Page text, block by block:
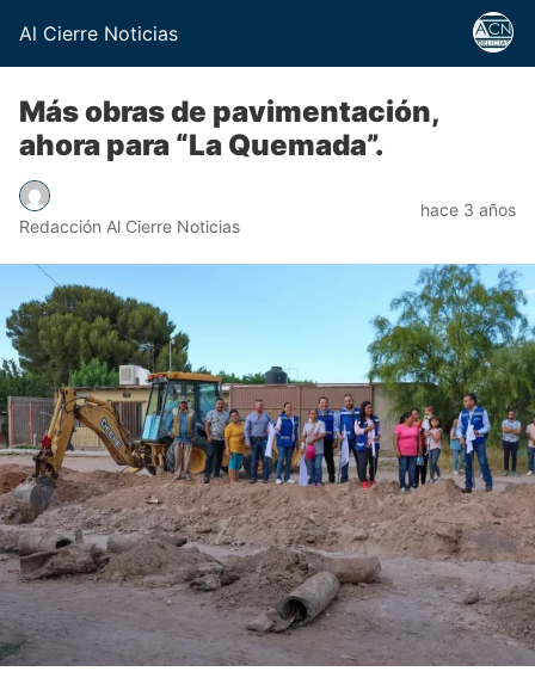
Al Cierre Noticias
Más obras de pavimentación,
ahora para “La Quemada”.
Redacción Al Cierre Noticias
hace 3 años